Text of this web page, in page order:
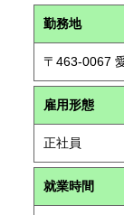
勤務地
〒463-0067
雇用形態
正社員
就業時間